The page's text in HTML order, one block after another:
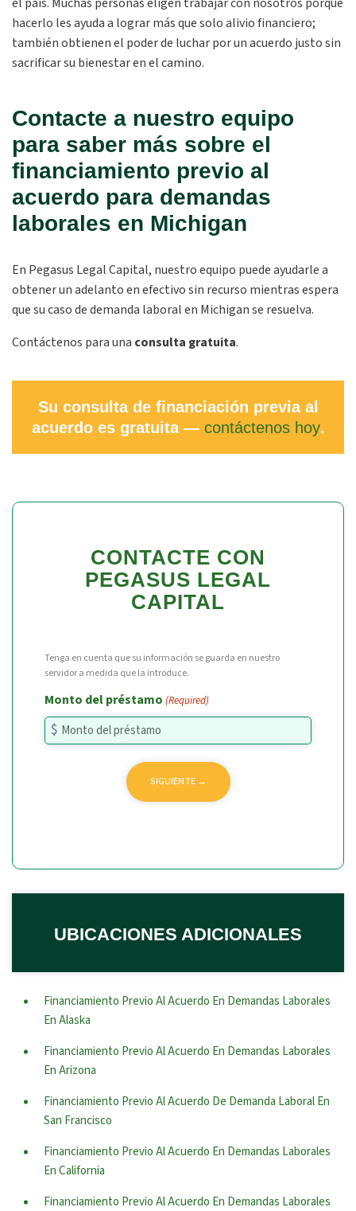
hacerlo les ayuda a lograr más que solo alivio financiero;
también obtienen el poder de luchar por un acuerdo justo sin
sacrificar su bienestar en el camino.
Contacte a nuestro equipo
para saber más sobre el
financiamiento previo al
acuerdo para demandas
laborales en Michigan
En Pegasus Legal Capital, nuestro equipo puede ayudarle a
obtener un adelanto en efectivo sin recurso mientras espera
que su caso de demanda laboral en Michigan se resuelva.
Contáctenos para una consulta gratuita.
Su consulta de financiación previa al
acuerdo es gratuita — contáctenos hoy.
CONTACTE CON
PEGASUS LEGAL
CAPITAL
Tenga en cuenta que su información se guarda en nuestro
servidor a medida que la introduce.
Monto del préstamo (Required)
UBICACIONES ADICIONALES
Financiamiento Previo Al Acuerdo En Demandas Laborales
En Alaska
Financiamiento Previo Al Acuerdo En Demandas Laborales
En Arizona
Financiamiento Previo Al Acuerdo De Demanda Laboral En
San Francisco
Financiamiento Previo Al Acuerdo En Demandas Laborales
En California
Financiamiento Previo Al Acuerdo En Demandas Laborales